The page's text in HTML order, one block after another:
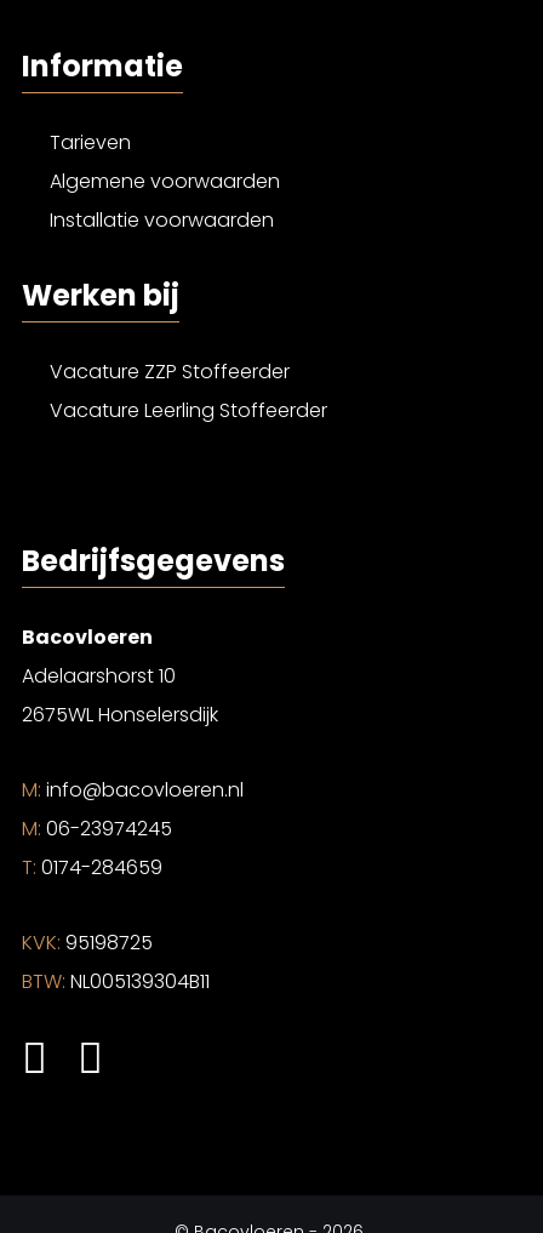
Informatie
Tarieven
Algemene voorwaarden
Installatie voorwaarden
Werken bij
Vacature ZZP Stoffeerder
Vacature Leerling Stoffeerder
Bedrijfsgegevens
Bacovloeren
Adelaarshorst 10
2675WL Honselersdijk
M: info@bacovloeren.nl
M: 06-23974245
T: 0174-284659
KVK: 95198725
BTW: NL005139304B11